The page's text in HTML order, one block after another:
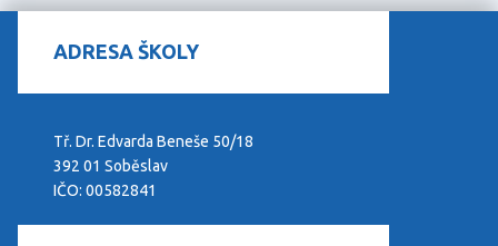
ADRESA ŠKOLY
Tř. Dr. Edvarda Beneše 50/18
392 01 Soběslav
IČO: 00582841